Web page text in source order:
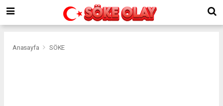
Anasayfa SÖKE